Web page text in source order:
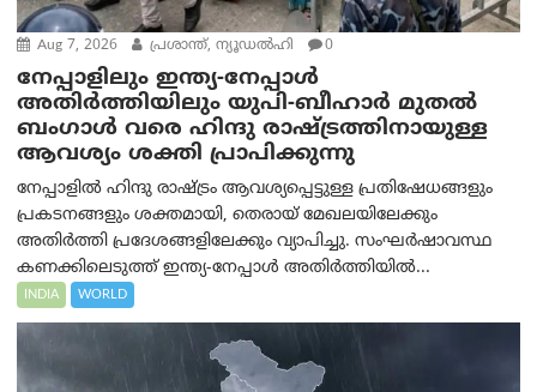
Aug 7, 2026 പ്രശാന്ത്, ന്യൂഡല്‍ഹി 0
നേപ്പാളിലും ഇന്ത്യ-നേപ്പാൾ
അതിർത്തിയിലും യുപി-ബീഹാർ മുതൽ
ബംഗാൾ വരെ ഹിന്ദു രാഷ്ട്രത്തിനായുള്ള
ആവശ്യം ശക്തി പ്രാപിക്കുന്നു
നേപ്പാളിൽ ഹിന്ദു രാഷ്ട്രം ആവശ്യപ്പെട്ടുള്ള പ്രതിഷേധങ്ങളും
പ്രകടനങ്ങളും ശക്തമായി, തെരായ് മേഖലയിലേക്കും
അതിർത്തി പ്രദേശങ്ങളിലേക്കും വ്യാപിച്ചു. സംഘർഷാവസ്ഥ
കണക്കിലെടുത്ത് ഇന്ത്യ-നേപ്പാൾ അതിർത്തിയിൽ...
INDIA WORLD